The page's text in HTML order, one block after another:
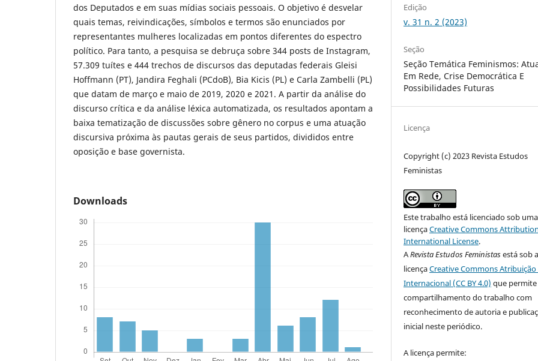
dos Deputados e em suas mídias sociais pessoais. O objetivo é desvelar
quais temas, reivindicações, símbolos e termos são enunciados por
representantes mulheres localizadas em pontos diferentes do espectro
político. Para tanto, a pesquisa se debruça sobre 344 posts de Instagram,
57.309 tuítes e 444 trechos de discursos das deputadas federais Gleisi
Hoffmann (PT), Jandira Feghali (PCdoB), Bia Kicis (PL) e Carla Zambelli (PL)
que datam de março e maio de 2019, 2020 e 2021. A partir da análise do
discurso crítica e da análise léxica automatizada, os resultados apontam a
baixa tematização de discussões sobre gênero no corpus e uma atuação
discursiva próxima às pautas gerais de seus partidos, divididos entre
oposição e base governista.
Downloads
Edição
v. 31 n. 2 (2023)
Seção
Seção Temática Feminismos:
Em Rede, Crise Democrática E
Possibilidades Futuras
Licença
Copyright (c) 2023 Revista Estudos
Feministas
Este trabalho está licenciado sob uma
licençaCreative Commons
International License.
ARevista Estudos Feministasestá sob
licençaCreative Commons Atribuição
Internacional (CC BY 4.0) que
compartilhamento do trabalho com
reconhecimento de autoria e
inicial neste periódico.
A licença permite: